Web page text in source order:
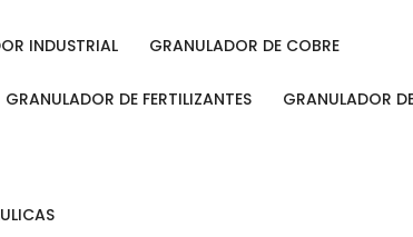
INDUSTRIAL GRANULADOR DE COBRE
GRANULADOR DE FERTILIZANTES GRANULADOR